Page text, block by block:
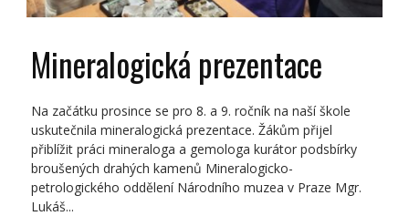
Mineralogická prezentace
Na začátku prosince se pro 8. a 9. ročník na naší škole
uskutečnila mineralogická prezentace. Žákům přijel
přiblížit práci mineraloga a gemologa kurátor podsbírky
broušených drahých kamenů Mineralogicko-
petrologického oddělení Národního muzea v Praze Mgr.
Lukáš...